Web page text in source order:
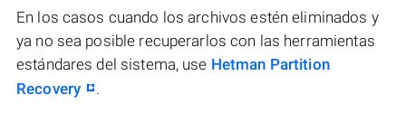
En los casos cuando los archivos estén eliminados y
ya no sea posible recuperarlos con las herramientas
estándares del sistema, use Hetman Partition
Recovery
.